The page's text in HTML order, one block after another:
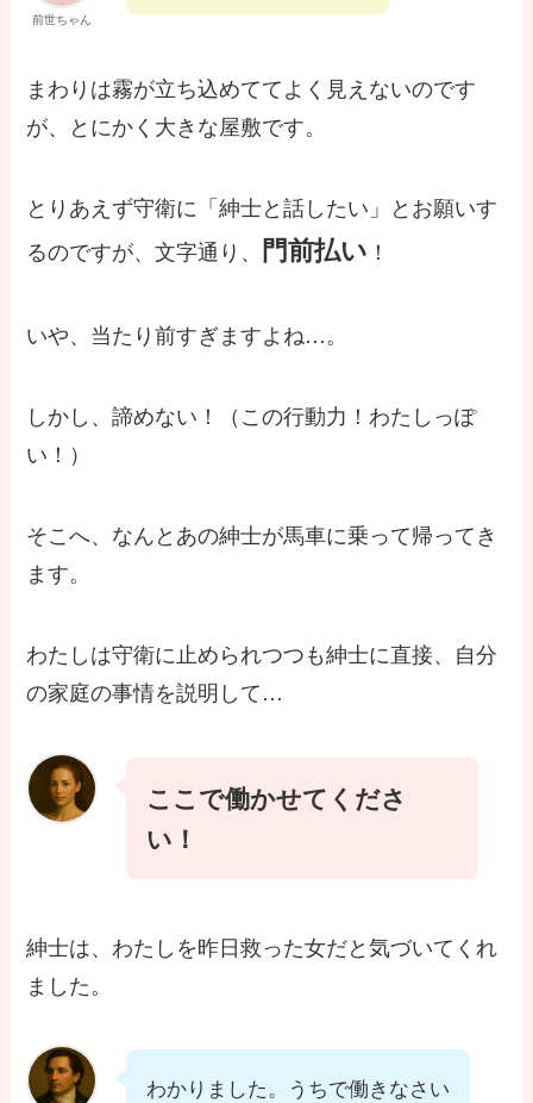
前世ちゃん
まわりは霧が立ち込めててよく見えないのです
が、とにかく大きな屋敷です。
とりあえず守衛に「紳士と話したい」とお願いす
るのですが、文字通り、 門前払い ！
いや、当たり前すぎますよね…。
しかし、諦めない！（この行動力！わたしっぽ
い！）
そこへ、なんとあの紳士が馬車に乗って帰ってき
ます。
わたしは守衛に止められつつも紳士に直接、自分
の家庭の事情を説明して…
ここで働かせてくださ
い！
紳士は、わたしを昨日救った女だと気づいてくれ
ました。
わかりました。うちで働きなさい